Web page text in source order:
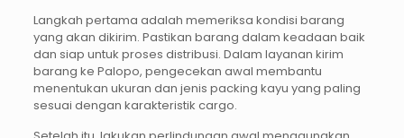
Langkah pertama adalah memeriksa kondisi barang
yang akan dikirim. Pastikan barang dalam keadaan baik
dan siap untuk proses distribusi. Dalam layanan kirim
barang ke Palopo, pengecekan awal membantu
menentukan ukuran dan jenis packing kayu yang paling
sesuai dengan karakteristik cargo.